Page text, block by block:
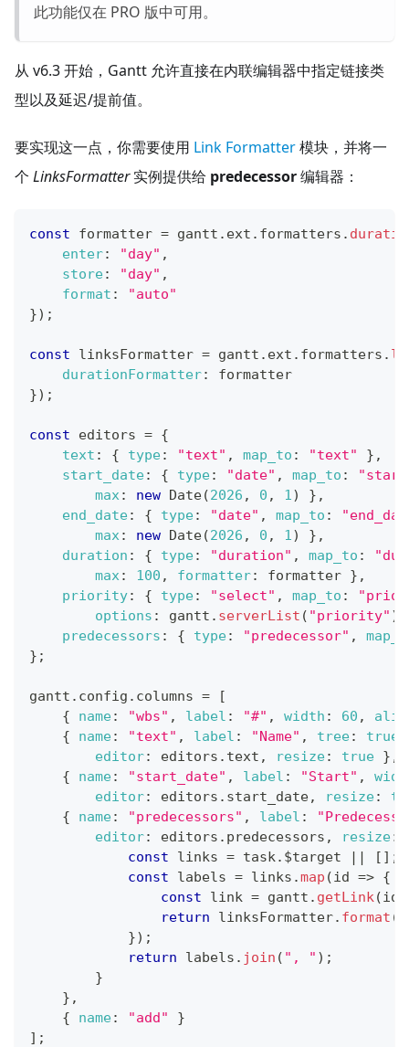
此功能仅在 PRO 版中可用。
从 v6.3 开始，Gantt 允许直接在内联编辑器中指定链接类
型以及延迟/提前值。
要实现这一点，你需要使用 Link Formatter模块，并将一
个 LinksFormatter实例提供给 predecessor编辑器：
const formatter = gantt . ext . formatters .
enter: "day" ,
store: "day" ,
format :
"auto"
}) ;
const linksFormatter = gantt . ext . formatters .
durationFormatter:
formatter
}) ;
const editors = {
text : { type: "text" , map_to : "text" } ,
start_date: { type: "date" , map_to :
max: new Date(2026 , 0 , 1) } ,
end_date: { type: "date" , map_to :
max: new Date(2026 , 0 , 1) } ,
duration : { type: "duration" , map_to :
max: 100 , formatter: formatter } ,
priority: { type: "select" , map_to :
options : gantt . serverList ( "priority" )
predecessors : { type: "predecessor" ,
} ;
gantt . config . columns =
[
{
name: "wbs" , label : "#" , width : 60 ,
{
name: "text" , label : "Name" , tree: true
editor: editors . text , resize: true } ,
{
name: "start_date" , label : "Start" ,
editor: editors . start_date, resize:
{
name: "predecessors" , label :
editor: editors . predecessors , resize:
const links = task. $target || [ ] ;
const labels = links .map (id => {
const link = gantt . getLink(id
return linksFormatter. format (
}) ;
return labels . join ( ", " ) ;
}
} ,
{
name: "add"
}
] ;